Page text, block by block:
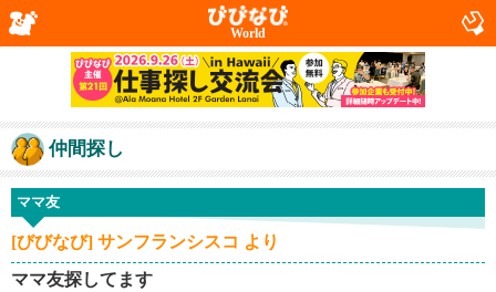
World
仲間探し
ママ友
[びびなび] サンフランシスコ より
ママ友探してます